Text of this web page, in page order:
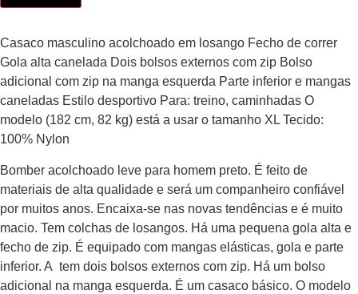
Casaco masculino acolchoado em losango Fecho de correr
Gola alta canelada Dois bolsos externos com zip Bolso
adicional com zip na manga esquerda Parte inferior e mangas
caneladas Estilo desportivo Para: treino, caminhadas O
modelo (182 cm, 82 kg) está a usar o tamanho XL Tecido:
100% Nylon
Bomber acolchoado leve para homem preto. É feito de
materiais de alta qualidade e será um companheiro confiável
por muitos anos. Encaixa-se nas novas tendências e é muito
macio. Tem colchas de losangos. Há uma pequena gola alta e
fecho de zip. É equipado com mangas elásticas, gola e parte
inferior. A tem dois bolsos externos com zip. Há um bolso
adicional na manga esquerda. É um casaco básico. O modelo